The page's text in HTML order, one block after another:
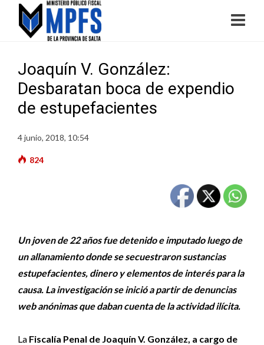
Joaquín V. González:
Desbaratan boca de expendio
de estupefacientes
4 junio, 2018, 10:54
824
Un joven de 22 años fue detenido e imputado luego de
un allanamiento donde se secuestraron sustancias
estupefacientes, dinero y elementos de interés para la
causa. La investigación se inició a partir de denuncias
web anónimas que daban cuenta de la actividad ilícita.
La Fiscalía Penal de Joaquín V. González, a cargo de